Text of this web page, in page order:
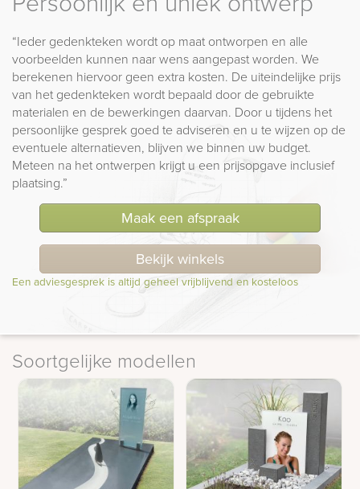
“Ieder gedenkteken wordt op maat ontworpen en alle
voorbeelden kunnen naar wens aangepast worden. We
berekenen hiervoor geen extra kosten. De uiteindelijke prijs
van het gedenkteken wordt bepaald door de gebruikte
materialen en de bewerkingen daarvan. Door u tijdens het
persoonlijke gesprek goed te adviseren en u te wijzen op de
eventuele alternatieven, blijven we binnen uw budget.
Meteen na het ontwerpen krijgt u een prijsopgave inclusief
plaatsing.”
Maak een afspraak
Bekijk winkels
Een adviesgesprek is altijd geheel vrijblijvend en kosteloos
Soortgelijke modellen